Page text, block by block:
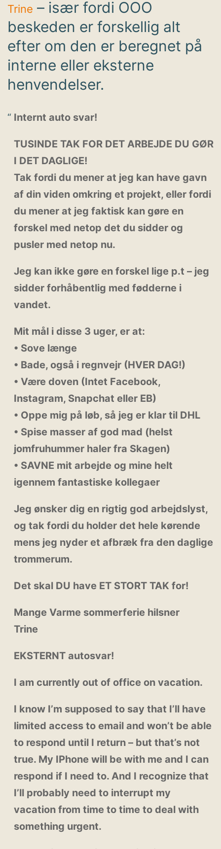
Trine – især fordi OOO
beskeden er forskellig alt
efter om den er beregnet på
interne eller eksterne
henvendelser.
Internt auto svar!
TUSINDE TAK FOR DET ARBEJDE DU GØR
I DET DAGLIGE!
Tak fordi du mener at jeg kan have gavn
af din viden omkring et projekt, eller fordi
du mener at jeg faktisk kan gøre en
forskel med netop det du sidder og
pusler med netop nu.
Jeg kan ikke gøre en forskel lige p.t – jeg
sidder forhåbentlig med fødderne i
vandet.
Mit mål i disse 3 uger, er at:
• Sove længe
• Bade, også i regnvejr (HVER DAG!)
• Være doven (Intet Facebook,
Instagram, Snapchat eller EB)
• Oppe mig på løb, så jeg er klar til DHL
• Spise masser af god mad (helst
jomfruhummer haler fra Skagen)
• SAVNE mit arbejde og mine helt
igennem fantastiske kollegaer
Jeg ønsker dig en rigtig god arbejdslyst,
og tak fordi du holder det hele kørende
mens jeg nyder et afbræk fra den daglige
trommerum.
Det skal DU have ET STORT TAK for!
Mange Varme sommerferie hilsner
Trine
EKSTERNT autosvar!
I am currently out of office on vacation.
I know I’m supposed to say that I’ll have
limited access to email and won’t be able
to respond until I return – but that’s not
true. My IPhone will be with me and I can
respond if I need to. And I recognize that
I’ll probably need to interrupt my
vacation from time to time to deal with
something urgent.